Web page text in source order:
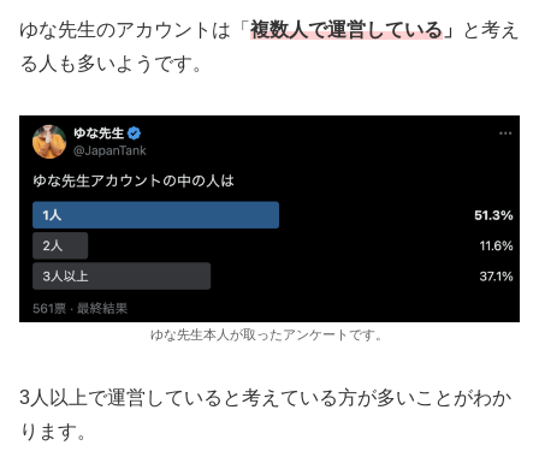
ゆな先生のアカウントは「 複数人で運営している 」
と考え
る人も多いようです。
ゆな先生本人が取ったアンケートです。
3人以上で運営していると考えている方が多いことがわか
ります。